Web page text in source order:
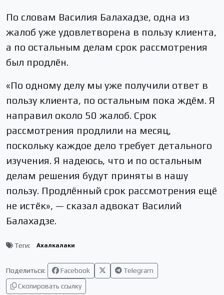
По словам Василия Балахадзе, одна из
жалоб уже удовлетворена в пользу клиента,
а по остальным делам срок рассмотрения
был продлён.
«По одному делу мы уже получили ответ в
пользу клиента, по остальным пока ждём. Я
направил около 50 жалоб. Срок
рассмотрения продлили на месяц,
поскольку каждое дело требует детального
изучения. Я надеюсь, что и по остальным
делам решения будут приняты в нашу
пользу. Продлённый срок рассмотрения ещё
не истёк», — сказал адвокат Василий
Балахадзе.
Теги: Ахалкалаки
Поделиться: Facebook
Telegram
Скопировать ссылку